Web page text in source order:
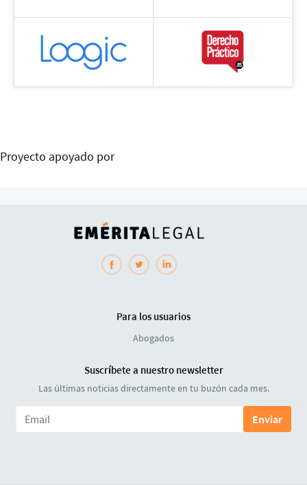
Proyecto apoyado por
Para los usuarios
Abogados
Suscríbete a nuestro newsletter
Las últimas noticias directamente en tu buzón cada mes.
Enviar